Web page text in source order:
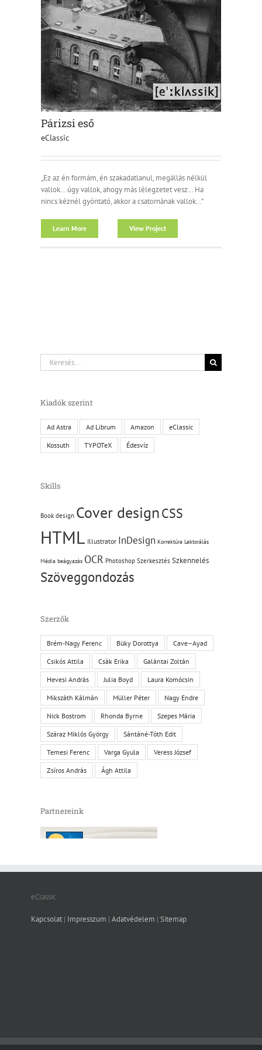
Párizsi eső
eClassic
„Ez az én formám, én szakadatlanul, megállás nélkül
vallok… úgy vallok, ahogy más lélegzetet vesz… Ha
nincs kéznél gyóntató, akkor a csatornának vallok…”
Learn More View Project
Keresés...
Kiadók szerint
Ad Astra Ad Librum Amazon eClassic
Kossuth TYPOTeX Édesvíz
Skills
Book design Cover designCSS
HTML Illustrator InDesign Korrektúra Lektorálás
Média beágyazás OCR Photoshop Szerkesztés Szkennelés
Szöveggondozás
Szerzők
Brém-Nagy Ferenc Büky Dorottya Cave–Ayad
Csikós Attila Csák Erika Galántai Zoltán
Hevesi András Julia Boyd Laura Komócsin
Mikszáth Kálmán Müller Péter Nagy Endre
Nick Bostrom Rhonda Byrne Szepes Mária
Száraz Miklós György Sántáné-Tóth Edit
Temesi Ferenc Varga Gyula Veress József
Zsíros András Ágh Attila
Partnereink
eClassic
Kapcsolat| Impresszum | Adatvédelem | Sitemap